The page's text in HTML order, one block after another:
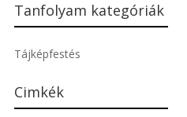
Tanfolyam kategóriák
Tájképfestés
Cimkék